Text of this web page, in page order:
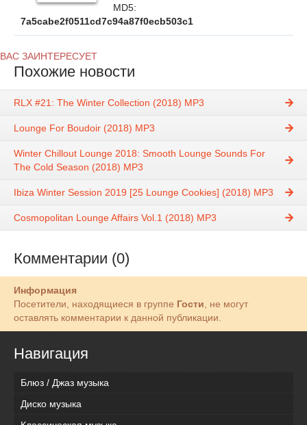
MD5:
7a5cabe2f0511cd7c94a87f0ecb503c1
ВАС ЗАИНТЕРЕСУЕТ
Похожие новости
RLX #21: The Winter Collection (2018) MP3
Lounge For Boudoir (2018) MP3
Winter Chillout Lounge 2018: Smooth Lounge Sounds For
The Cold Season (2018) MP3
Ibiza Winter Session 2019 [25 Lounge Cookies] (2018) MP3
Cosmopolitan Lounge Affairs Vol.1 (2018) MP3
Комментарии (0)
Информация
Посетители, находящиеся в группе Гости, не могут
оставлять комментарии к данной публикации.
Навигация
Блюз / Джаз музыка
Диско музыка